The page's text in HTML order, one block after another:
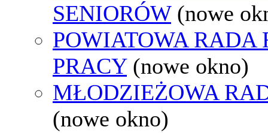
SENIORÓW (nowe
POWIATOWA RADA
PRACY (nowe okno)
MŁODZIEŻOWA
(nowe okno)